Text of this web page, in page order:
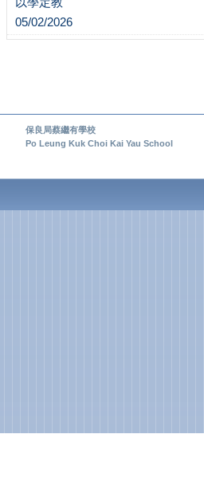
05/02/2026
保良局蔡繼有學校
Po Leung Kuk Choi Kai Yau School